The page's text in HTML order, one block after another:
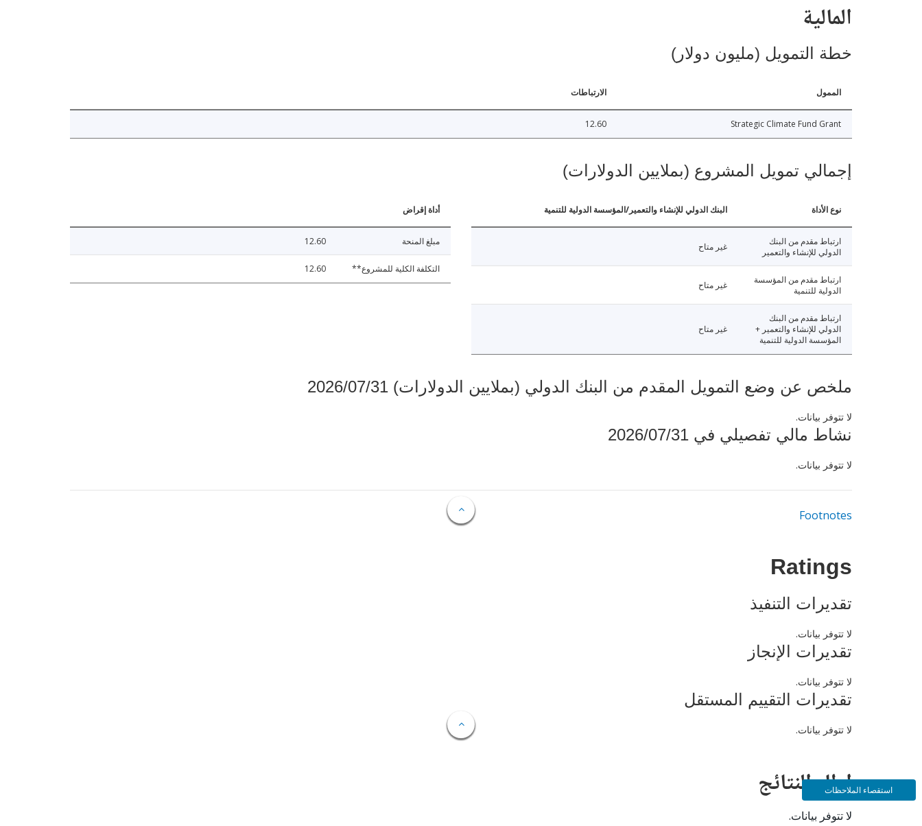
المالية
خطة التمويل (مليون دولار)
الممول الارتباطات
Strategic Climate Fund Grant
12.60
إجمالي تمويل المشروع (بملايين الدولارات)
نوع الأداة البنك الدولي للإنشاء والتعمير/المؤسسة الدولية للتنمية
ارتباط مقدم من البنك
الدولي للإنشاء والتعمير
غير متاح
ارتباط مقدم من المؤسسة
الدولية للتنمية
غير متاح
ارتباط مقدم من البنك
الدولي للإنشاء والتعمير +
المؤسسة الدولية للتنمية
غير متاح
أداة إقراض
مبلغ المنحة 12.60
التكلفة الكلية للمشروع** 12.60
ملخص عن وضع التمويل المقدم من البنك الدولي (بملايين الدولارات) 2026/07/31
لا تتوفر بيانات.
نشاط مالي تفصيلي في 2026/07/31
لا تتوفر بيانات.
Footnotes
Ratings
تقديرات التنفيذ
لا تتوفر بيانات.
تقديرات الإنجاز
لا تتوفر بيانات.
تقديرات التقييم المستقل
لا تتوفر بيانات.
إطار النتائج
لا تتوفر بيانات.
استقصاء الملاحظات